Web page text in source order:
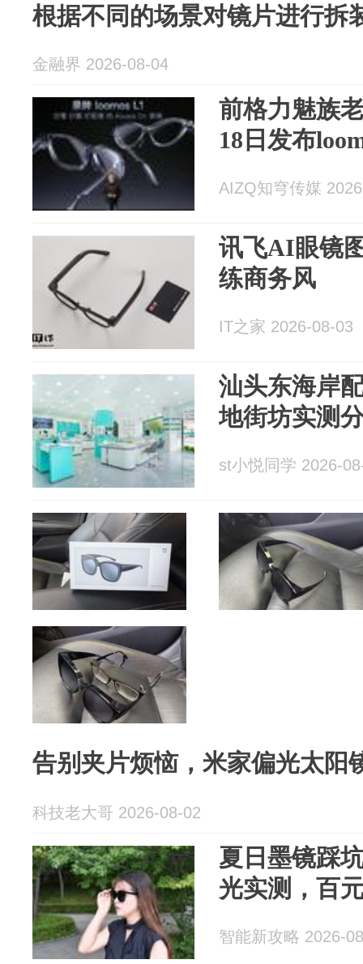
根据不同的场景对镜片进行拆
金融界 2026-08-04
前格力魅族
18日发布
AIZQ知穹传媒
讯飞AI眼镜
练商务风
IT之家 2026-08-03
汕头东海岸
地街坊实测
st小悦同学 2026-
告别夹片烦恼，米家偏光太阳
科技老大哥 2026-08-02
夏日墨镜踩
光实测，百
智能新攻略 2026-